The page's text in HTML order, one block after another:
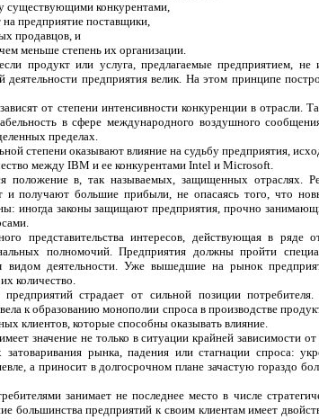
существующими конкурентами,
предприятие поставщики,
продавцов, и
меньше степень их организации.
продукт или услуга, предлагаемые предприятием, не
предприятия велик. На этом принципе
от степени интенсивности конкуренции в отрасли.
в сфере международного воздушного
пределах.
степени оказывают влияние на судьбу предприятия,
между IBM и ее конкурентами Intel и Microsoft.
положение в, так называемых, защищенных отраслях.
и получают большие прибыли, не опасаясь того, что
иногда законы защищают предприятия, прочно
представительства интересов, действующая в ряде
полномочий. Предприятия должны пройти
видом деятельности. Уже вышедшие на рынок
количество.
страдает от сильной позиции
к образованию монополии спроса в производстве
клиентов, которые способны оказывать влияние.
значение не только в ситуации крайней зависимости
рынка, падения или стагнации спроса:
а приносит в долгосрочном плане зачастую гораздо
занимает не последнее место в числе
большинства предприятий к своим клиентам имеет